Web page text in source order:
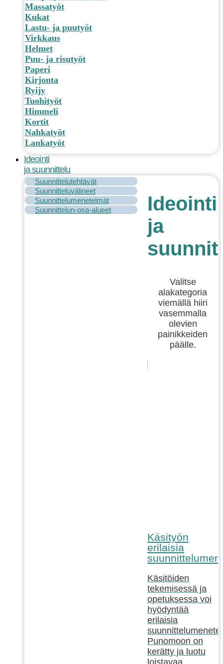
Massatyöt
Kukat
Lastu- ja puutyöt
Virkkaus
Helmet
Puu- ja risutyöt
Paperi
Kirjonta
Ryijy
Tuohityöt
Himmeli
Kortit
Nahkatyöt
Lankatyöt
Ideointi
ja suunnittelu
Suunnittelutehtävät
Suunnitteluvälineet
Suunnittelumenetelmät
Suunnittelun-osa-alueet
Ideointi
ja
Valitse
alakategoria
viemällä hiiri
vasemmalla
olevien
painikkeiden
päälle.
Käsityön
erilaisia
Käsitöiden
tekemisessä ja
opetuksessa voi
hyödyntää
erilaisia
Punomoon on
kerätty ja luotu
loistavaa